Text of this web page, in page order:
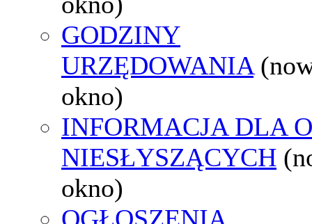
GODZINY
URZĘDOWANIA
okno)
INFORMACJA DLA
NIESŁYSZĄCYCH
okno)